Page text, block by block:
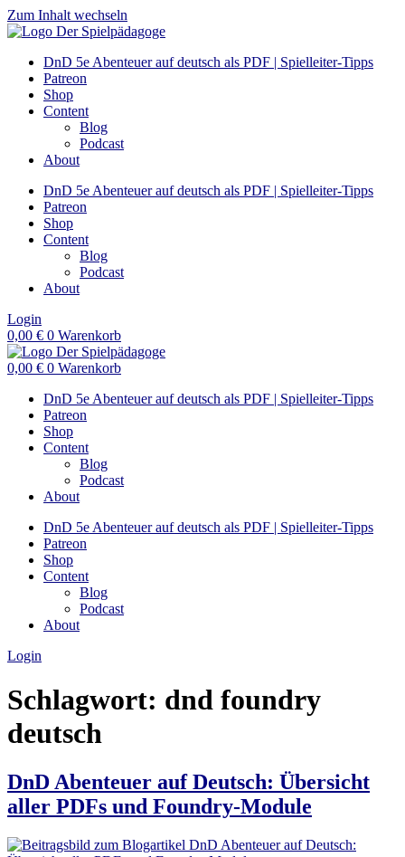
Zum Inhalt wechseln
DnD 5e Abenteuer auf deutsch als PDF | Spielleiter-Tipps
Patreon
Shop
Content
Blog
Podcast
About
DnD 5e Abenteuer auf deutsch als PDF | Spielleiter-Tipps
Patreon
Shop
Content
Blog
Podcast
About
Login
0,00 € 0 Warenkorb
0,00 € 0 Warenkorb
DnD 5e Abenteuer auf deutsch als PDF | Spielleiter-Tipps
Patreon
Shop
Content
Blog
Podcast
About
DnD 5e Abenteuer auf deutsch als PDF | Spielleiter-Tipps
Patreon
Shop
Content
Blog
Podcast
About
Login
Schlagwort: dnd foundry
deutsch
DnD Abenteuer auf Deutsch: Übersicht
aller PDFs und Foundry-Module